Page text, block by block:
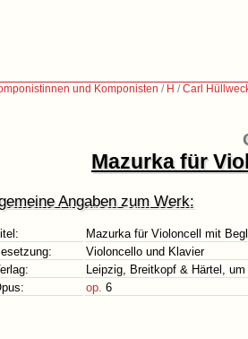
und Komponisten / H /Carl
Mazurka für
Angaben zum Werk:
Mazurka für Violoncell mit
Violoncello und Klavier
Leipzig, Breitkopf & Härtel, um
op. 6